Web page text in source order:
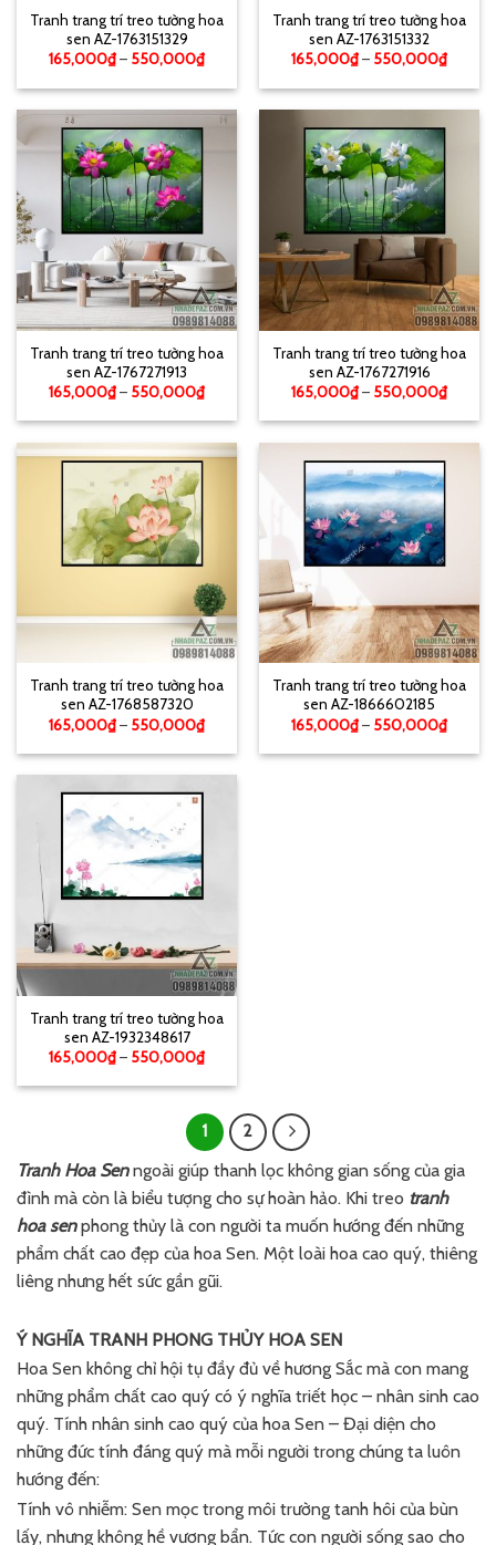
Tranh trang trí treo tường hoa
sen AZ-1763151329
165,000₫– 550,000₫
Tranh trang trí treo tường hoa
sen AZ-1763151332
165,000₫– 550,000₫
Tranh trang trí treo tường hoa
sen AZ-1767271913
165,000₫– 550,000₫
Tranh trang trí treo tường hoa
sen AZ-1767271916
165,000₫– 550,000₫
Tranh trang trí treo tường hoa
sen AZ-1768587320
165,000₫– 550,000₫
Tranh trang trí treo tường hoa
sen AZ-1866602185
165,000₫– 550,000₫
Tranh trang trí treo tường hoa
sen AZ-1932348617
165,000₫– 550,000₫
1 2
Tranh Hoa Senngoài giúp thanh lọc không gian sống của gia
đình mà còn là biểu tượng cho sự hoàn hảo. Khi treo tranh
hoa senphong thủy là con người ta muốn hướng đến những
phẩm chất cao đẹp của hoa Sen. Một loài hoa cao quý, thiêng
liêng nhưng hết sức gần gũi.
Ý NGHĨA TRANH PHONG THỦY HOA SEN
Hoa Sen không chỉ hội tụ đầy đủ về hương Sắc mà con mang
những phẩm chất cao quý có ý nghĩa triết học – nhân sinh cao
quý. Tính nhân sinh cao quý của hoa Sen – Đại diện cho
những đức tính đáng quý mà mỗi người trong chúng ta luôn
hướng đến:
Tính vô nhiễm: Sen mọc trong môi trường tanh hôi của bùn
lấy, nhưng không hề vương bẩn. Tức con người sống sao cho